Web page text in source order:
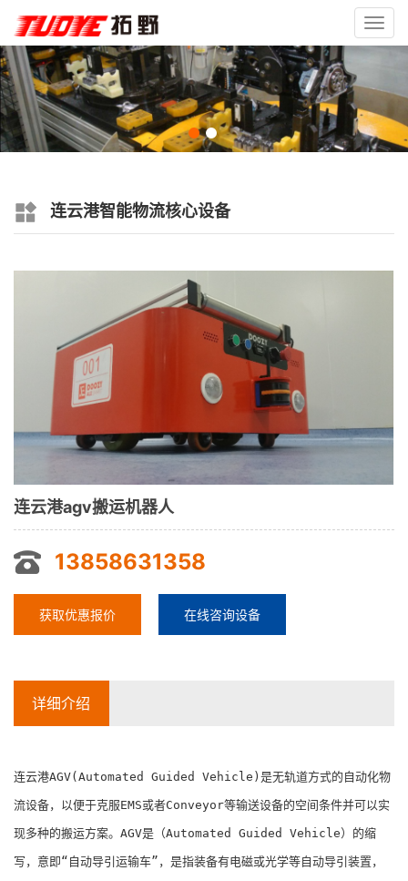
连云港智能物流核心设备
连云港agv搬运机器人
13858631358
获取优惠报价 在线咨询设备
详细介绍
连云港AGV(Automated Guided Vehicle)是无轨道方式的自动化物
流设备，以便于克服EMS或者Conveyor等输送设备的空间条件并可以实
现多种的搬运方案。AGV是（Automated Guided Vehicle）的缩
写，意即“自动导引运输车”，是指装备有电磁或光学等自动导引装置，